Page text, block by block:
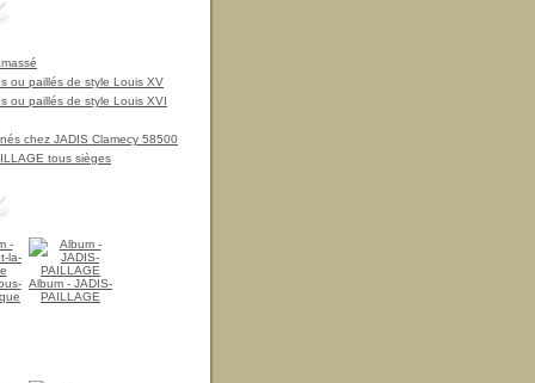
ou paillés de style Louis XV
ou paillés de style Louis XVI
chez JADIS Clamecy 58500
tous sièges
Album - JADIS-
PAILLAGE